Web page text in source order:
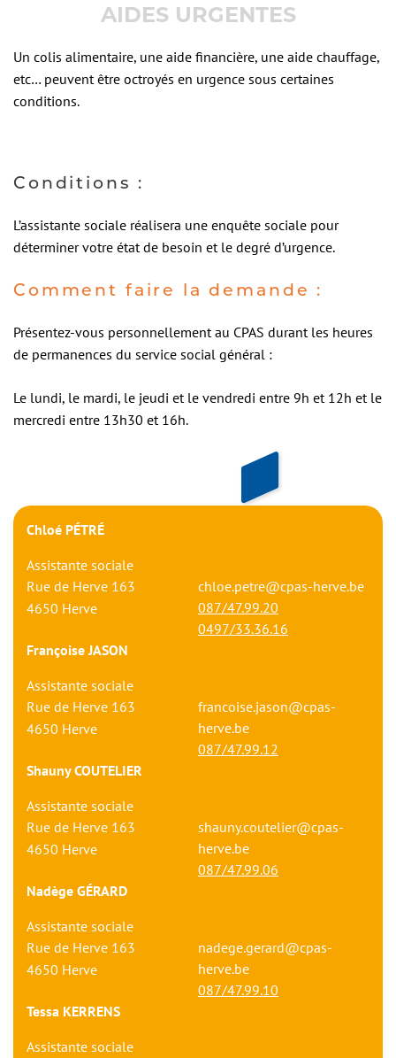
AIDES URGENTES
Un colis alimentaire, une aide financière, une aide chauffage,
etc… peuvent être octroyés en urgence sous certaines
conditions.
Conditions :
L’assistante sociale réalisera une enquête sociale pour
déterminer votre état de besoin et le degré d’urgence.
Comment faire la demande :
Présentez-vous personnellement au CPAS durant les heures
de permanences du service social général :
Le lundi, le mardi, le jeudi et le vendredi entre 9h et 12h et le
mercredi entre 13h30 et 16h.
Chloé PÉTRÉ
Assistante sociale
Rue de Herve 163
4650 Herve
chloe.petre@cpas-herve.be
087/47.99.20
0497/33.36.16
Françoise JASON
Assistante sociale
Rue de Herve 163
4650 Herve
francoise.jason@cpas-
herve.be
087/47.99.12
Shauny COUTELIER
Assistante sociale
Rue de Herve 163
4650 Herve
shauny.coutelier@cpas-
herve.be
087/47.99.06
Nadège GÉRARD
Assistante sociale
Rue de Herve 163
4650 Herve
nadege.gerard@cpas-
herve.be
087/47.99.10
Tessa KERRENS
Assistante sociale